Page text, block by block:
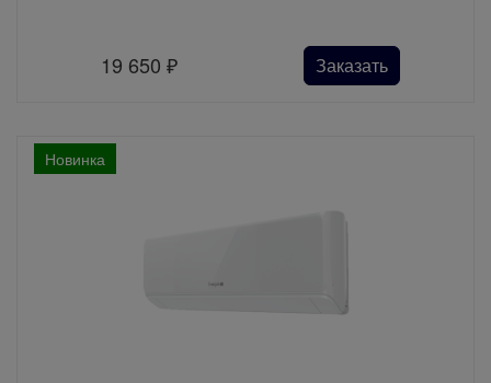
19 650₽ Заказать
Новинка